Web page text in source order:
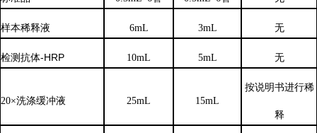
样本稀释液 6mL 3mL 无
检测抗体-HRP 10mL 5mL 无
20×洗涤缓冲液 25mL 15mL
按说明书进行稀
释